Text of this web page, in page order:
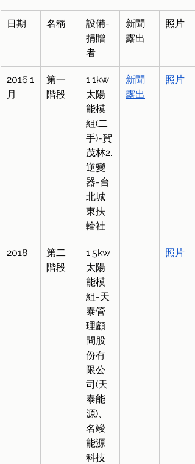
日期 名稱
設備-
捐贈
者
新聞
露出
照片
2016.1
月
第一
階段
1.1kw
太陽
能模
組(二
手)-賀
茂林2.
逆變
器-台
北城
東扶
輪社
新聞
露出
照片
2018
第二
階段
1.5kw
太陽
能模
組-天
泰管
理顧
問股
份有
限公
司(天
泰能
源)、
名竣
能源
科技
照片